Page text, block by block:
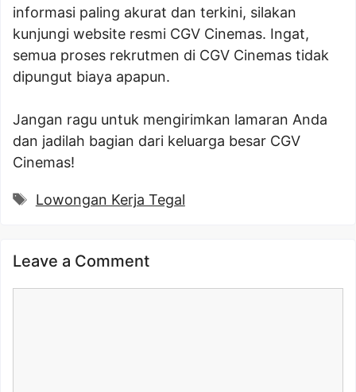
informasi paling akurat dan terkini, silakan
kunjungi website resmi CGV Cinemas. Ingat,
semua proses rekrutmen di CGV Cinemas tidak
dipungut biaya apapun.
Jangan ragu untuk mengirimkan lamaran Anda
dan jadilah bagian dari keluarga besar CGV
Cinemas!
Tags
Lowongan Kerja Tegal
Leave a Comment